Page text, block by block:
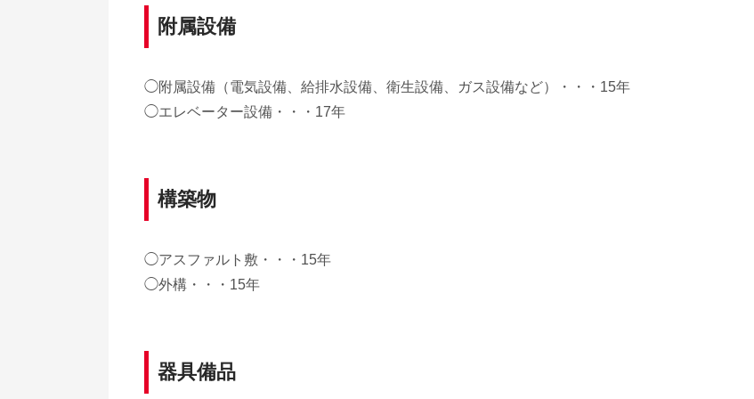
附属設備
◯附属設備（電気設備、給排水設備、衛生設備、ガス設備など）・・・15年
◯エレベーター設備・・・17年
構築物
◯アスファルト敷・・・15年
◯外構・・・15年
器具備品